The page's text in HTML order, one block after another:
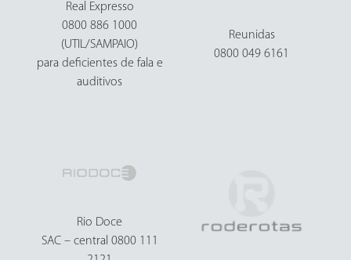
Real Expresso
0800 886 1000
(UTIL/SAMPAIO)
para deficientes de fala e
auditivos
Reunidas
0800 049 6161
Rio Doce
SAC – central 0800 111